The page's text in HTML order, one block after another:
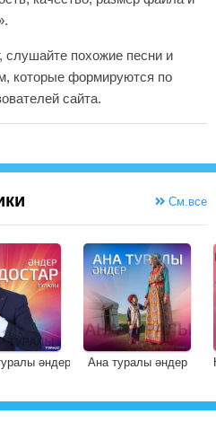
слушайте похожие песни и
которые формируются по
сайта.
См.все
әндер Ана туралы әндер